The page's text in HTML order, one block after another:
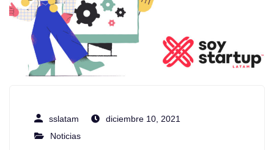
sslatam
diciembre 10, 2021
Noticias